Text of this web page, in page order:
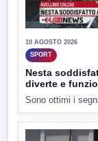
10 AGOSTO 2026
SPORT
Nesta
diverte e
Sono ottimi i